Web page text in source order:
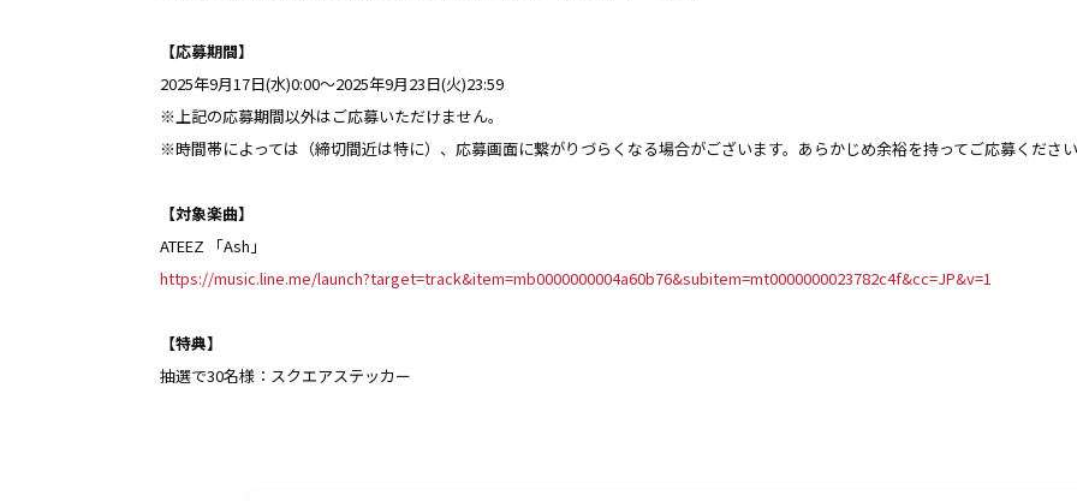
【応募期間】
2025年9月17日(水)0:00〜2025年9月23日(火)23:59
※上記の応募期間以外はご応募いただけません。
※時間帯によっては（締切間近は特に）、応募画面に繋がりづらくなる場合がございます。あらかじめ余裕を持ってご応募くださ
【対象楽曲】
ATEEZ 「Ash」
https://music.line.me/launch?target=track&item=mb0000000004a60b76&subitem=mt0000000023782c4f&cc=JP&v=1
【特典】
抽選で30名様：スクエアステッカー